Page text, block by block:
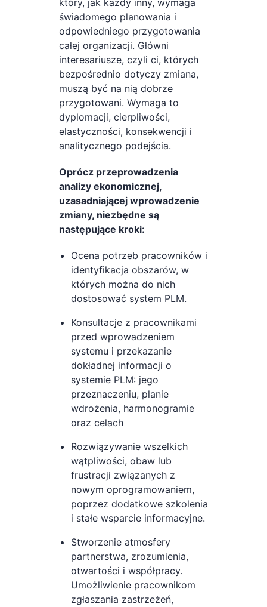
który, jak każdy inny, wymaga
świadomego planowania i
odpowiedniego przygotowania
całej organizacji. Główni
interesariusze, czyli ci, których
bezpośrednio dotyczy zmiana,
muszą być na nią dobrze
przygotowani. Wymaga to
dyplomacji, cierpliwości,
elastyczności, konsekwencji i
analitycznego podejścia.
Oprócz przeprowadzenia
analizy ekonomicznej,
uzasadniającej wprowadzenie
zmiany, niezbędne są
następujące kroki:
Ocena potrzeb pracowników i
identyfikacja obszarów, w
których można do nich
dostosować system PLM.
Konsultacje z pracownikami
przed wprowadzeniem
systemu i przekazanie
dokładnej informacji o
systemie PLM: jego
przeznaczeniu, planie
wdrożenia, harmonogramie
oraz celach
Rozwiązywanie wszelkich
wątpliwości, obaw lub
frustracji związanych z
nowym oprogramowaniem,
poprzez dodatkowe szkolenia
i stałe wsparcie informacyjne.
Stworzenie atmosfery
partnerstwa, zrozumienia,
otwartości i współpracy.
Umożliwienie pracownikom
zgłaszania zastrzeżeń,